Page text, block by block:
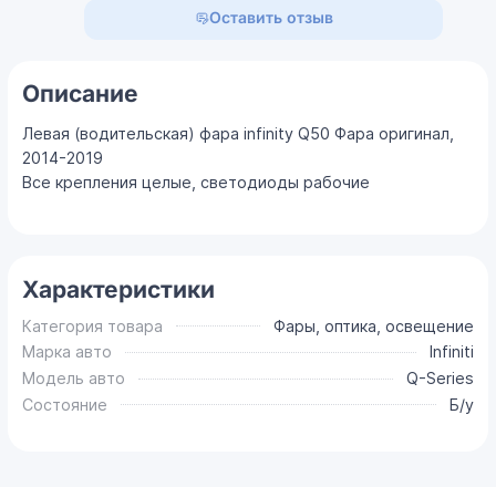
Оставить отзыв
Описание
Левая (водительская) фара infinity Q50 Фара оригинал,
2014-2019
Все крепления целые, светодиоды рабочие
Характеристики
Категория товара
Фары, оптика, освещение
Марка авто
Infiniti
Модель авто
Q-Series
Состояние
Б/у